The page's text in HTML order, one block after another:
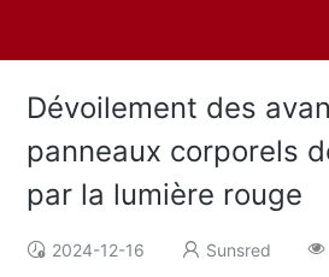
Dévoilement des
panneaux corporels
par la lumière rouge
2024-12-16 Sunsred